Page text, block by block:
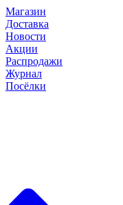
Магазин
Доставка
Новости
Акции
Распродажи
Журнал
Посёлки